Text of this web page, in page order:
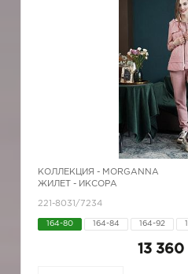
КОЛЛЕКЦИЯ - MORGANNA
ЖИЛЕТ - ИКСОРА
221-8031/7234
164-80 164-84 164-92
13 360